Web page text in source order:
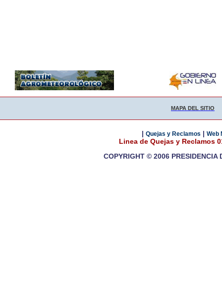
MAPA DEL SITIO
| Quejas y Reclamos | Web
Linea de Quejas y Reclamos
COPYRIGHT © 2006 PRESIDENCIA